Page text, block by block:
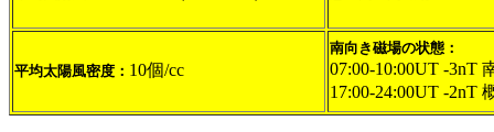
平均太陽風密度： 10個/cc
南向き磁場の状態：
07:00-10:00UT -3nT
17:00-24:00UT -2nT